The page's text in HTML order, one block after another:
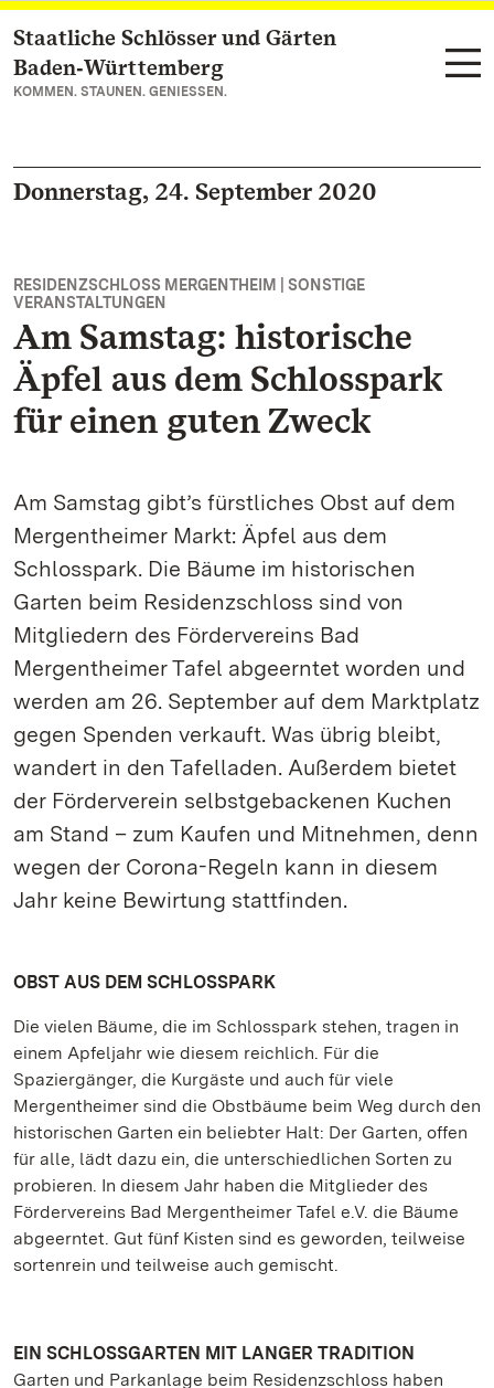
Zum Hauptinhalt springen
Staatliche Schlösser und Gärten
Baden‑Württemberg
KOMMEN. STAUNEN. GENIESSEN.
Donnerstag, 24. September 2020
RESIDENZSCHLOSS MERGENTHEIM | SONSTIGE
VERANSTALTUNGEN
Am Samstag: historische
Äpfel aus dem Schlosspark
für einen guten Zweck
Am Samstag gibt’s fürstliches Obst auf dem
Mergentheimer Markt: Äpfel aus dem
Schlosspark. Die Bäume im historischen
Garten beim Residenzschloss sind von
Mitgliedern des Fördervereins Bad
Mergentheimer Tafel abgeerntet worden und
werden am 26. September auf dem Marktplatz
gegen Spenden verkauft. Was übrig bleibt,
wandert in den Tafelladen. Außerdem bietet
der Förderverein selbstgebackenen Kuchen
am Stand – zum Kaufen und Mitnehmen, denn
wegen der Corona-Regeln kann in diesem
Jahr keine Bewirtung stattfinden.
OBST AUS DEM SCHLOSSPARK
Die vielen Bäume, die im Schlosspark stehen, tragen in
einem Apfeljahr wie diesem reichlich. Für die
Spaziergänger, die Kurgäste und auch für viele
Mergentheimer sind die Obstbäume beim Weg durch den
historischen Garten ein beliebter Halt: Der Garten, offen
für alle, lädt dazu ein, die unterschiedlichen Sorten zu
probieren. In diesem Jahr haben die Mitglieder des
Fördervereins Bad Mergentheimer Tafel e.V. die Bäume
abgeerntet. Gut fünf Kisten sind es geworden, teilweise
sortenrein und teilweise auch gemischt.
EIN SCHLOSSGARTEN MIT LANGER TRADITION
Garten und Parkanlage beim Residenzschloss haben